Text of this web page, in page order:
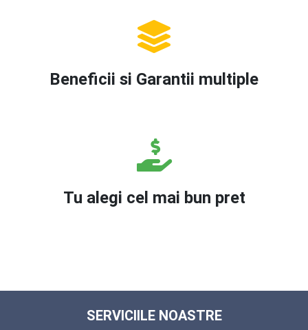
Beneficii si Garantii multiple
Tu alegi cel mai bun pret
SERVICIILE NOASTRE